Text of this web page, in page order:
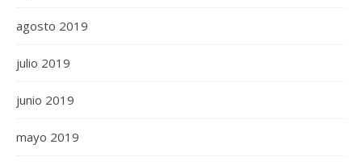
agosto 2019
julio 2019
junio 2019
mayo 2019